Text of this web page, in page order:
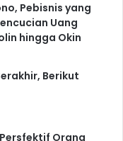
Pebisnis yang
Uang
hingga Okin
Berikut
Orang